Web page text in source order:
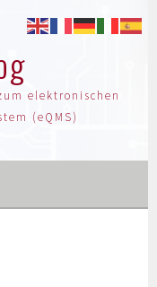
elektronischen
(eQMS)